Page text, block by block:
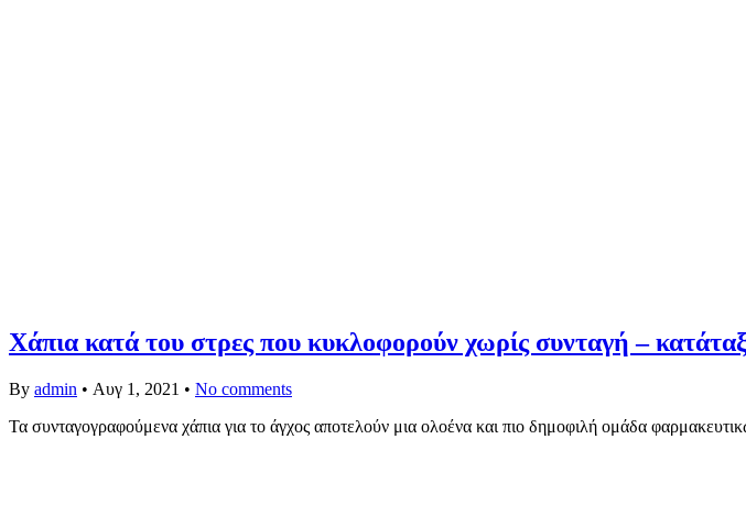
Χάπια κατά του στρες που κυκλοφορούν χωρίς συνταγή –
By admin • Αυγ 1, 2021 • No comments
Τα συνταγογραφούμενα χάπια για το άγχος αποτελούν μια ολοένα και πιο δημοφιλή ομάδα